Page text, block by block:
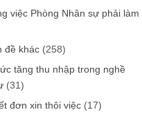
việc Phòng Nhân sự phải làm
đề khác (258)
tăng thu nhập trong nghề
(31)
đơn xin thôi việc (17)